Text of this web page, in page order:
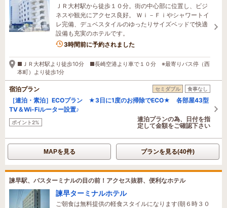
ＪＲ大村駅から徒歩１０分。街の中心部に位置し、ビジ
ネスや観光にアクセス良好。 Ｗｉ－Ｆｉやシャワートイ
レ完備、デュベスタイルのゆったりサイズベッドで快適
設備も充実のホテルです。
3時間前に予約されました
■ＪＲ大村駅より徒歩10分 ■長崎空港より車で１０分 ※最寄りバス停（西
本町）より徒歩1分
宿泊プラン セミダブル 食事なし
［連泊・素泊］ECOプラン ★3日に1度のお掃除でECO★ 各部屋43型
TV＆Wi-Fiルーター設置♪
ポイント2%
連泊プランの為、日付を指
定して金額をご確認下さい
MAPを見る プランを見る(40件)
諫早駅、バスターミナルの目の前！アクセス抜群、便利なホテル
諫早ターミナルホテル
ご朝食は無料提供の軽食スタイルになります(朝６時３０